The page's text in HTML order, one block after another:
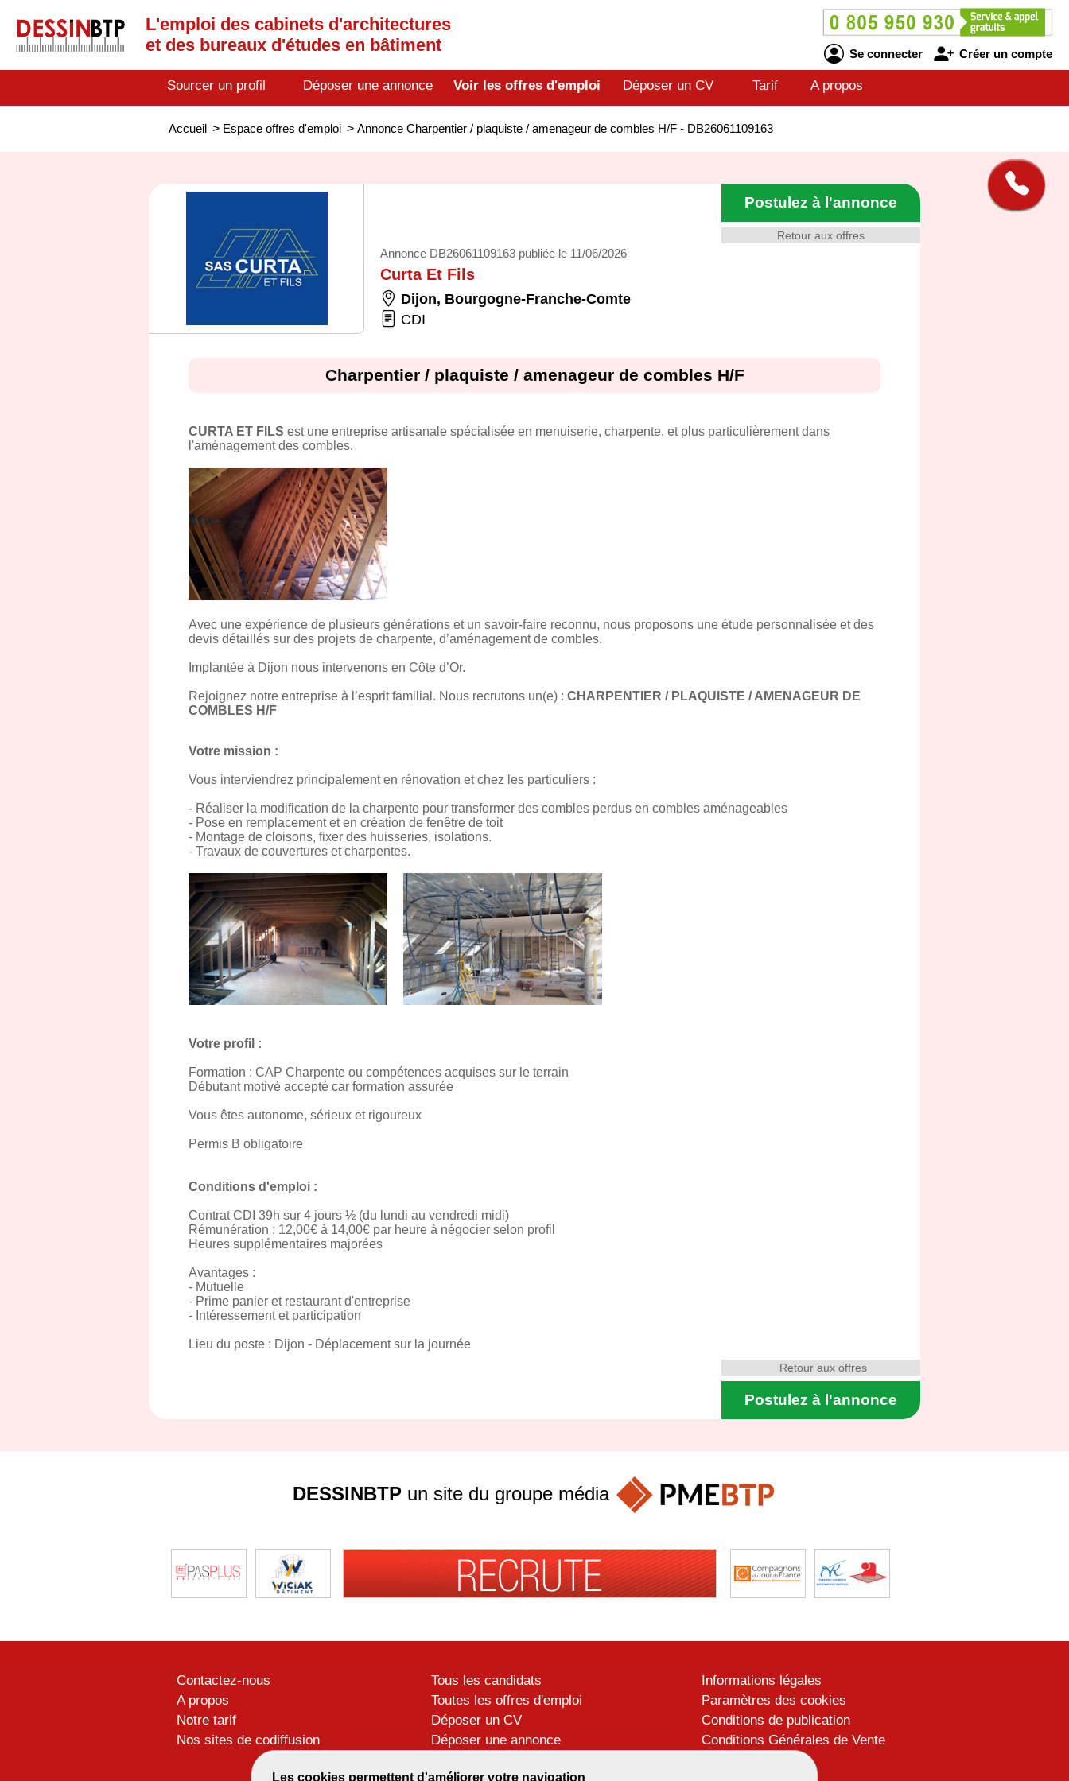
L'emploi des cabinets d'architectures
et des bureaux d'études en bâtiment
Se connecter Créer un compte
Sourcer un profil Déposer une annonce Voir les offres d'emploi Déposer un CV Tarif A propos
Accueil > Espace offres d'emploi > Annonce Charpentier / plaquiste / amenageur de combles H/F - DB26061109163
Retour aux offres
Postulez à l'annonce
Annonce DB26061109163 publiée le 11/06/2026
Curta Et Fils
Dijon, Bourgogne-Franche-Comte
CDI
Charpentier / plaquiste / amenageur de combles H/F
CURTA ET FILS est une entreprise artisanale spécialisée en menuiserie, charpente, et plus particulièrement dans
l'aménagement des combles.
Avec une expérience de plusieurs générations et un savoir-faire reconnu, nous proposons une étude personnalisée et des
devis détaillés sur des projets de charpente, d’aménagement de combles.
Implantée à Dijon nous intervenons en Côte d’Or.
Rejoignez notre entreprise à l’esprit familial. Nous recrutons un(e) : CHARPENTIER / PLAQUISTE / AMENAGEUR DE
COMBLES H/F
Votre mission :
Vous interviendrez principalement en rénovation et chez les particuliers :
- Réaliser la modification de la charpente pour transformer des combles perdus en combles aménageables
- Pose en remplacement et en création de fenêtre de toit
- Montage de cloisons, fixer des huisseries, isolations.
- Travaux de couvertures et charpentes.
Votre profil :
Formation : CAP Charpente ou compétences acquises sur le terrain
Débutant motivé accepté car formation assurée
Vous êtes autonome, sérieux et rigoureux
Permis B obligatoire
Conditions d'emploi :
Contrat CDI 39h sur 4 jours ½ (du lundi au vendredi midi)
Rémunération : 12,00€ à 14,00€ par heure à négocier selon profil
Heures supplémentaires majorées
Avantages :
- Mutuelle
- Prime panier et restaurant d'entreprise
- Intéressement et participation
Lieu du poste : Dijon - Déplacement sur la journée
Postulez à l'annonce
Retour aux offres
Les cookies permettent d'améliorer votre navigation
DESSINBTP un site du groupe média
Contactez-nous
A propos
Notre tarif
Nos sites de codiffusion
Tous les candidats
Toutes les offres d'emploi
Déposer un CV
Déposer une annonce
Informations légales
Paramètres des cookies
Conditions de publication
Conditions Générales de Vente